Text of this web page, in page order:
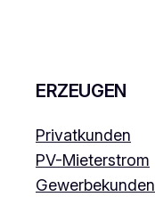
ERZEUGEN
Privatkunden
PV-Mieterstrom
Gewerbekunden